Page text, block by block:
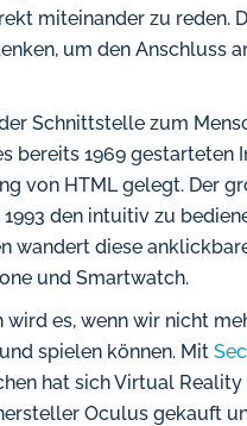
miteinander zu reden.
um den Anschluss
Schnittstelle zum
bereits 1969 gestarteten
von HTML gelegt. Der
den intuitiv zu
wandert diese
und Smartwatch.
es, wenn wir nicht
spielen können. Mit
hat sich Virtual
Oculus gekauft